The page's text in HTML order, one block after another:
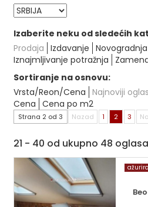
Izaberite neku od sledećih
Prodaja Izdavanje Novogradnja
Iznajmljivanje potražnja
Sortiranje na osnovu:
Vrsta/Reon/Cena Najnoviji
Cena Cena po m2
Strana 2 od 3 Nazad 1 2 3
21 - 40 od ukupno 48